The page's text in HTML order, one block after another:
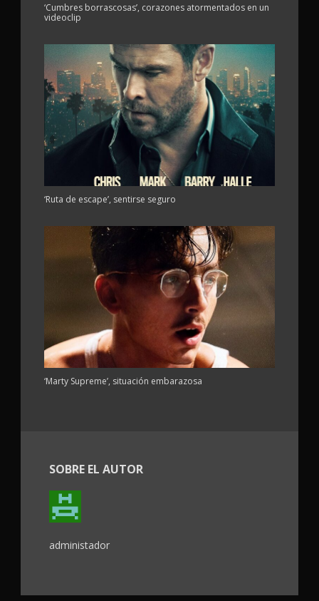
‘Cumbres borrascosas’, corazones atormentados en un
videoclip
‘Ruta de escape’, sentirse seguro
‘Marty Supreme’, situación embarazosa
SOBRE EL AUTOR
administador